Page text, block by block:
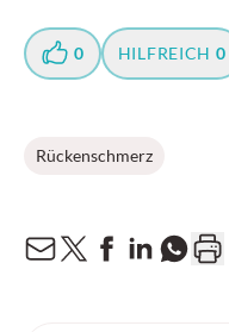
0 HILFREICH 0
Rückenschmerz